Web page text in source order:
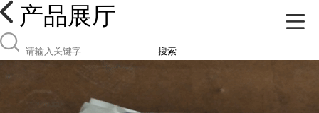
产品展厅
搜索